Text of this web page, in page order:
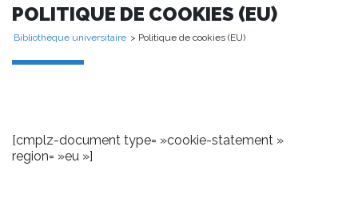
POLITIQUE DE COOKIES (EU)
Bibliothèque universitaire > Politique de cookies (EU)
[cmplz-document type= »cookie-statement »
region= »eu »]